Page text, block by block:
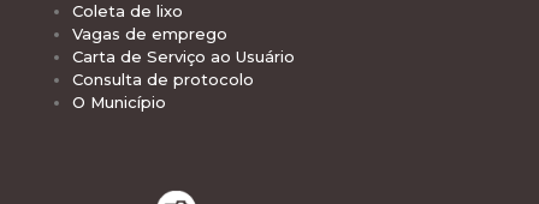
Coleta de lixo
Vagas de emprego
Carta de Serviço ao Usuário
Consulta de protocolo
O Município